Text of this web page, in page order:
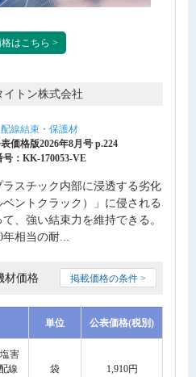
はこちら >
イトン株式会社
配線結束・保護材
価格版2026年8月号 p.224
：KK-170053-VE
スチック内部に浸透する劣化
ントクラック）」に侵される
、強い結束力を維持できる。
年相当の耐...
材価格 掲載価格の条件 >
単位 公表価格(税別)
害
線
袋 1,910円